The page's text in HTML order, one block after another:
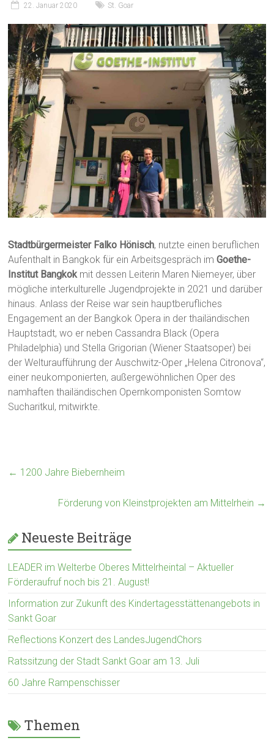
22. Januar 2020 St. Goar
Stadtbürgermeister Falko Hönisch, nutzte einen beruflichen
Aufenthalt in Bangkok für ein Arbeitsgespräch imGoethe-
Institut Bangkokmit dessen Leiterin Maren Niemeyer, über
mögliche interkulturelle Jugendprojekte in 2021 und darüber
hinaus. Anlass der Reise war sein hauptberufliches
Engagement an der Bangkok Opera in der thailändischen
Hauptstadt, wo er neben Cassandra Black (Opera
Philadelphia) und Stella Grigorian (Wiener Staatsoper) bei
der Welturaufführung der Auschwitz-Oper „Helena Citronova“,
einer neukomponierten, außergewöhnlichen Oper des
namhaften thailändischen Opernkomponisten Somtow
Sucharitkul, mitwirkte.
← 1200 Jahre Biebernheim
Förderung von Kleinstprojekten am Mittelrhein →
Neueste Beiträge
LEADER im Welterbe Oberes Mittelrheintal – Aktueller
Förderaufruf noch bis 21. August!
Information zur Zukunft des Kindertagesstättenangebots in
Sankt Goar
Reflections Konzert des LandesJugendChors
Ratssitzung der Stadt Sankt Goar am 13. Juli
60 Jahre Rampenschisser
Themen